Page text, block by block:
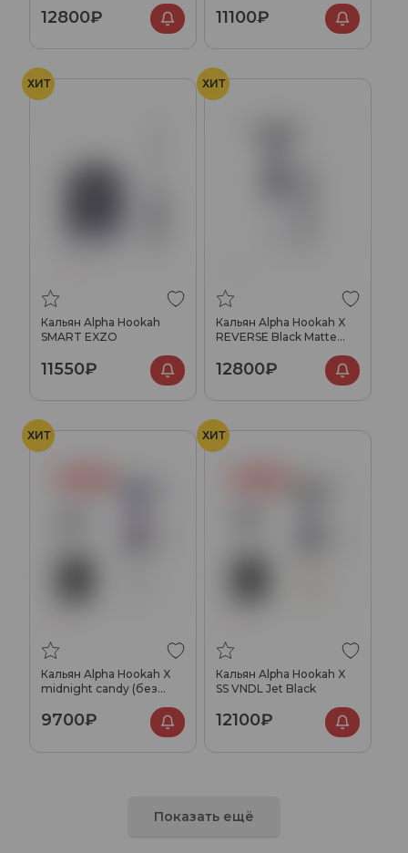
12800₽ 11100₽
ХИТ
Кальян Alpha Hookah
SMART EXZO
11550₽
ХИТ
Кальян Alpha Hookah X
REVERSE Black Matte
12800₽
ХИТ
Кальян Alpha Hookah X
midnight candy (без
9700₽
ХИТ
Кальян Alpha Hookah X
SS VNDL Jet Black
12100₽
Показать ещё